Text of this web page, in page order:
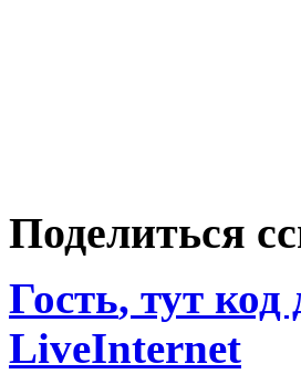
Поделиться
Гость, тут
LiveInternet